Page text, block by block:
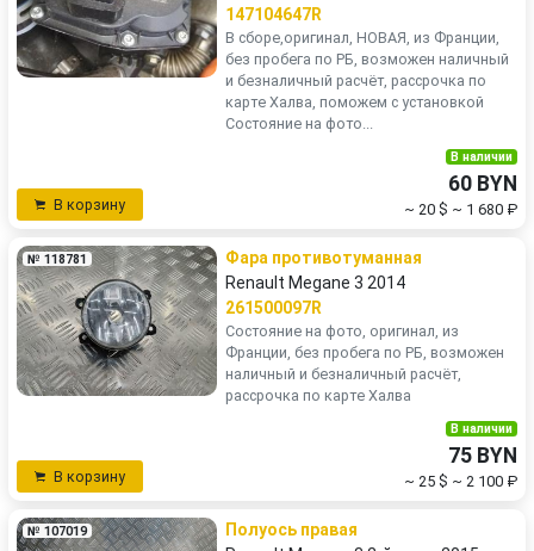
147104647R
В сборе,оригинал, НОВАЯ, из Франции,
без пробега по РБ, возможен наличный
и безналичный расчёт, рассрочка по
карте Халва, поможем с установкой
Состояние на фото...
В корзину
В наличии
60 BYN
~ 20 $ ~ 1 680 ₽
№ 118781
Фара противотуманная
Renault Megane 3 2014
261500097R
Состояние на фото, оригинал, из
Франции, без пробега по РБ, возможен
наличный и безналичный расчёт,
рассрочка по карте Халва
В корзину
В наличии
75 BYN
~ 25 $ ~ 2 100 ₽
№ 107019
Полуось правая